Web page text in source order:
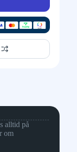
alltid på
om